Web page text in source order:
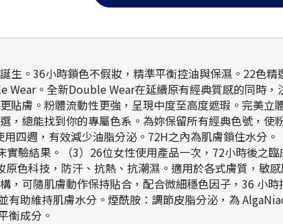
生。36小時鎖色不假妝，精準平衡控油與保濕。22色
。全新Double Wear在延續原有經典質感的同時，
膚。粉體流動性更強，呈現中度至高度遮瑕。完美立
，總能找到你的專屬色系。為妳保留所有經典色號，
四週，有效減少油脂分泌。72H之內為肌膚鎖住水分。
驗結果。（3）26位女性使用產品一次，72小時後之
色科技，防汗、抗熱、抗潮濕。適用於各式膚質，敏
可隨肌膚動作保持貼合，配合微細穩色因子，36 小
助維持肌膚水分。煙酰胺：調節皮脂分泌，為
衡成分。